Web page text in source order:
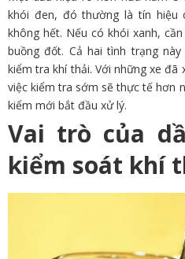
khói đen, đó thường là tín hiệu
không hết. Nếu có khói xanh,
buồng đốt. Cả hai tình trạng
kiểm tra khí thải. Với những xe đã
việc kiểm tra sớm sẽ thực tế hơn
kiểm mới bắt đầu xử lý.
Vai trò của
kiểm soát khí